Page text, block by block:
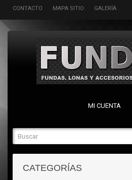
CONTACTO MAPA SITIO GALERÍA
MI CUENTA
CATEGORÍAS